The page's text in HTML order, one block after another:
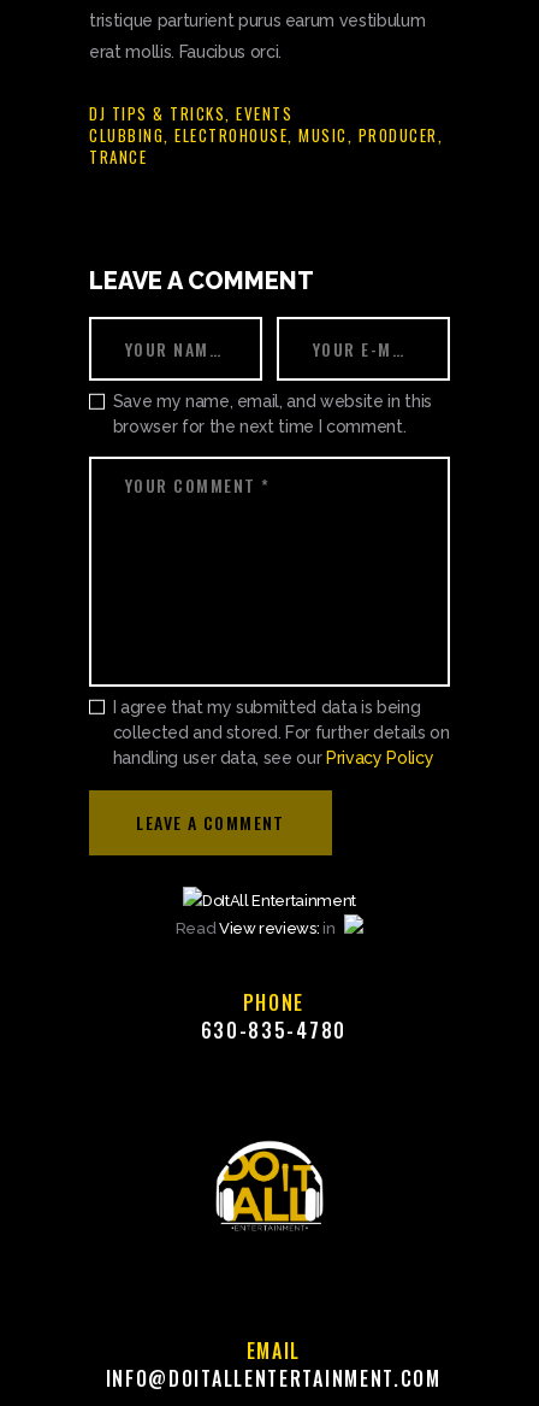
tristique parturient purus earum vestibulum
erat mollis. Faucibus orci.
DJ TIPS & TRICKS, EVENTS
CLUBBING, ELECTROHOUSE, MUSIC, PRODUCER,
TRANCE
LEAVE A COMMENT
Save my name, email, and website in this
browser for the next time I comment.
I agree that my submitted data is being
collected and stored. For further details on
handling user data, see ourPrivacy Policy
Read View reviews: in
PHONE
630-835-4780
EMAIL
INFO@DOITALLENTERTAINMENT.COM